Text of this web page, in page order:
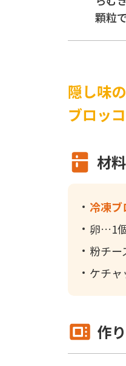
顆粒
隠し味
ブロッ
材
冷凍ブ
卵
1
粉チー
ケチャ
作